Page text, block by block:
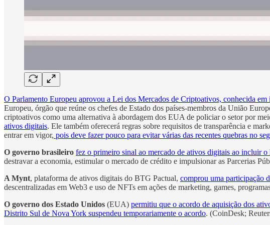
O Parlamento Europeu aprovou a Lei dos Mercados de Criptoativos, conhecida
Europeu, órgão que reúne os chefes de Estado dos países-membros da União
criptoativos como uma alternativa à abordagem dos EUA de policiar o setor por
ativos digitais. Ele também oferecerá regras sobre requisitos de transparência e
entrar em vigor, pois deve fazer pouco para evitar várias das recentes quebras no
O governo brasileiro fez o primeiro sinal ao mercado de ativos digitais ao incluir
destravar a economia, estimular o mercado de crédito e impulsionar as Parcerias
A Mynt, plataforma de ativos digitais do BTG Pactual, comprou uma participação
descentralizadas em Web3 e uso de NFTs em ações de marketing, games,
O governo dos Estado Unidos (EUA) permitiu que o acordo de aquisição dos
Distrito Sul de Nova York suspendeu temporariamente o acordo. (CoinDesk;